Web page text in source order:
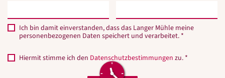
Ich bin damit einverstanden, dass das Langer Mühle meine
personenbezogenen Daten speichert und verarbeitet. *
Hiermit stimme ich den Datenschutzbestimmungen zu. *